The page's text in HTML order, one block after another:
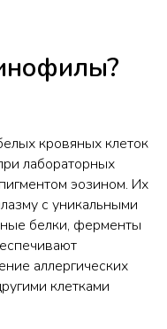
кровяных клеток
лабораторных
эозином. Их
с уникальными
белки, ферменты
аллергических
клетками